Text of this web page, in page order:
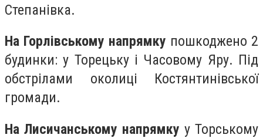
Степанівка.
На Горлівському напрямку пошкоджено 2
будинки: у Торецьку і Часовому Яру. Під
обстрілами околиці Костянтинівської
громади.
На Лисичанському напрямку у Торському